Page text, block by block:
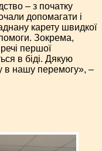
– з початку
допомагати і
карету швидкої
Зокрема,
першої
в біді. Дякую
в нашу перемогу», –